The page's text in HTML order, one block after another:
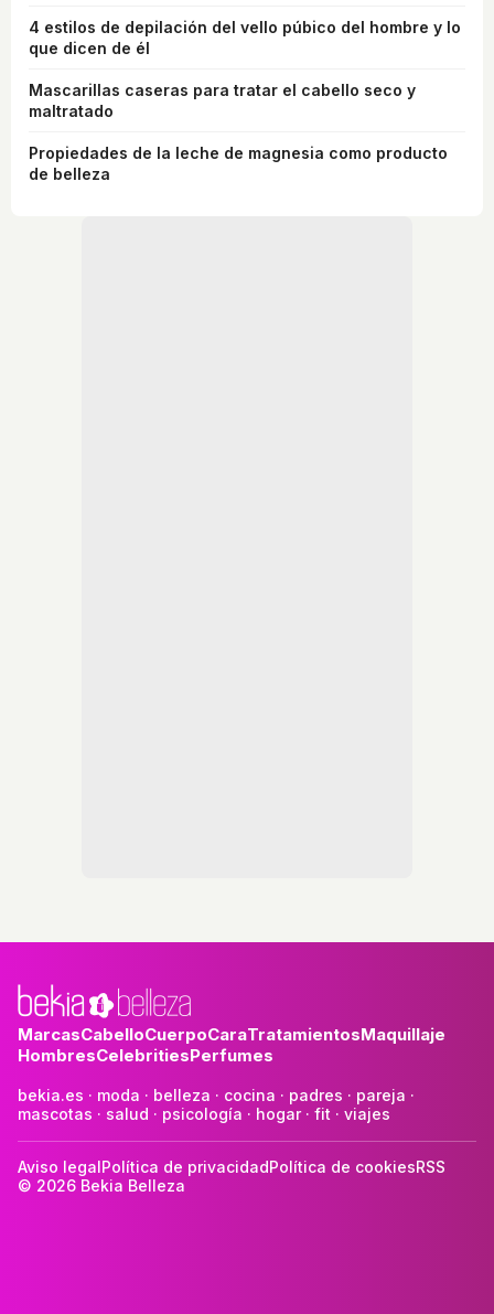
4 estilos de depilación del vello púbico del hombre y lo
que dicen de él
Mascarillas caseras para tratar el cabello seco y
maltratado
Propiedades de la leche de magnesia como producto
de belleza
MarcasCabelloCuerpoCaraTratamientosMaquillaje
HombresCelebritiesPerfumes
bekia.es · moda · belleza · cocina · padres · pareja ·
mascotas · salud · psicología · hogar· fit · viajes
Aviso legalPolítica de privacidadPolítica de cookiesRSS
© 2026 Bekia Belleza